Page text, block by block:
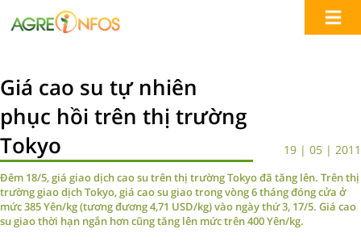
Giá cao su tự nhiên
phục hồi trên thị trường
Tokyo
19 | 05 | 2011
Đêm 18/5, giá giao dịch cao su trên thị trường Tokyo đã tăng lên. Trên thị
trường giao dịch Tokyo, giá cao su giao trong vòng 6 tháng đóng cửa ở
mức 385 Yên/kg (tương đương 4,71 USD/kg) vào ngày thứ 3, 17/5. Giá cao
su giao thời hạn ngắn hơn cũng tăng lên mức trên 400 Yên/kg.